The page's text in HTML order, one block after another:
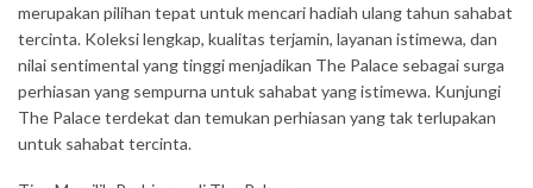
merupakan pilihan tepat untuk mencari hadiah ulang tahun sahabat
tercinta. Koleksi lengkap, kualitas terjamin, layanan istimewa, dan
nilai sentimental yang tinggi menjadikan The Palace sebagai surga
perhiasan yang sempurna untuk sahabat yang istimewa. Kunjungi
The Palace terdekat dan temukan perhiasan yang tak terlupakan
untuk sahabat tercinta.